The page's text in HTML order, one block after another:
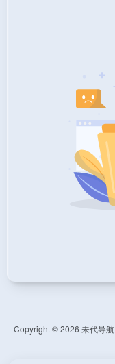
Copyright © 2026 未代导航